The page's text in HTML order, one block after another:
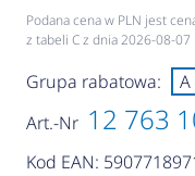
Podana cena w PLN jest
z tabeli C z dnia 2026-08-07
Art.-Nr 12 763
Kod EAN:
Grupa rabatowa: A